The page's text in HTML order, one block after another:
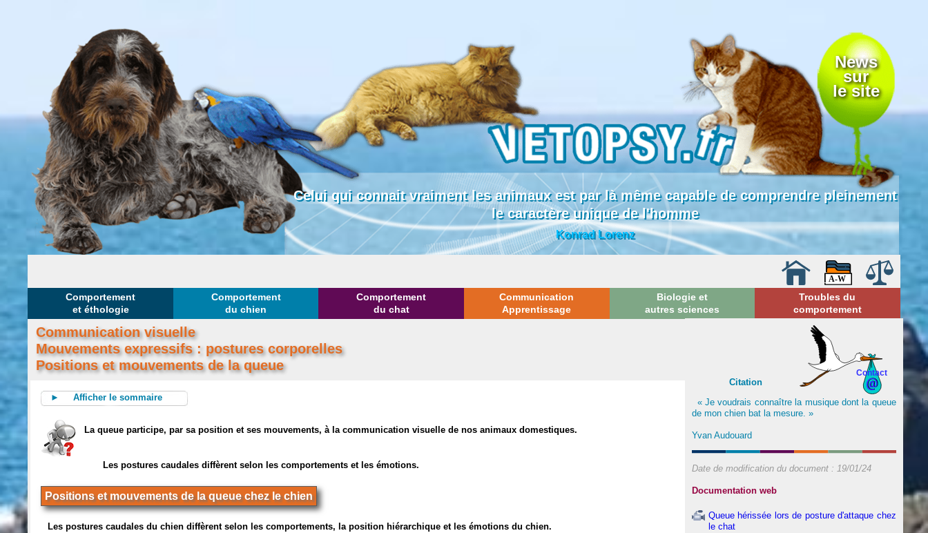
News
sur
le site
Celui qui connait vraiment les animaux est par là même capable de comprendre pleinement
le caractère unique de l'homme
Konrad Lorenz
Comportement
et éthologie
Comportement
du chien
Comportement
du chat
Communication
Apprentissage
Biologie et
autres sciences
Troubles du
comportement
Communication visuelle
Mouvements expressifs : postures corporelles
Positions et mouvements de la queue
► Afficher le sommaire
La queue participe, par sa position et ses mouvements, à la communication visuelle de nos animaux domestiques.
Les postures caudales diffèrent selon les comportements et les émotions.
Positions et mouvements de la queue chez le chien
Les postures caudales du chien diffèrent selon les comportements, la position hiérarchique et les émotions du chien.
Contact
Citation
« Je voudrais connaître la musique dont la queue
de mon chien bat la mesure. »
Yvan Audouard
Date de modification du document : 19/01/24
Documentation web
Queue hérissée lors de posture d'attaque chez
le chat